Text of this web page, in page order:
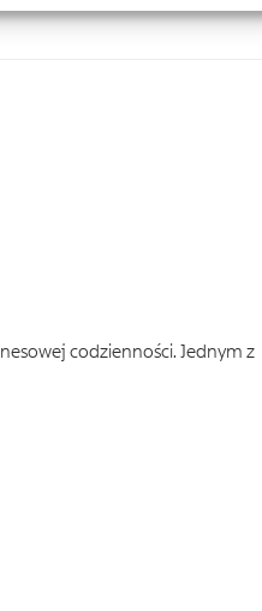
codzienności. Jednym z